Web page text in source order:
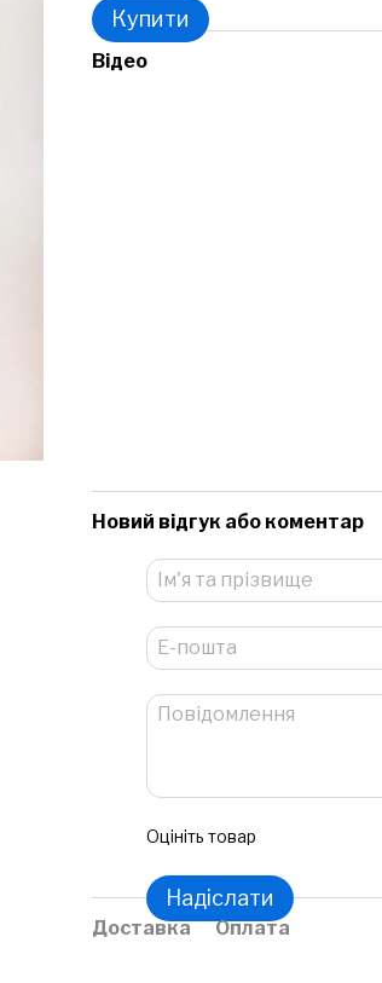
Купити
Відео
Новий відгук або коментар
Оцініть товар
Надіслати
Доставка Оплата